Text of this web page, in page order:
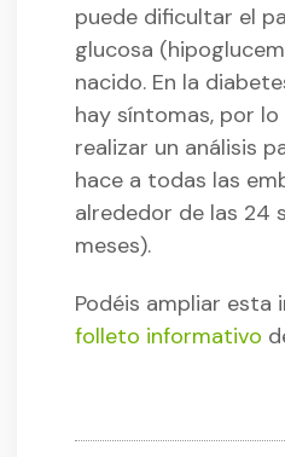
puede dificultar el
glucosa
nacido. En la
hay síntomas, por
realizar un análisis
hace a todas las
alrededor de las 24
meses).
Podéis ampliar esta
folleto informativo